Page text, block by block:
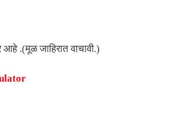
.(मूळ जाहिरात वाचावी.)